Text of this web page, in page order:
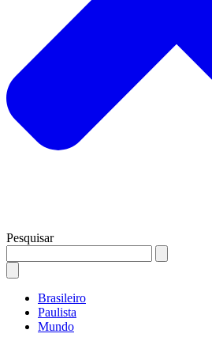
Pesquisar
Brasileiro
Paulista
Mundo